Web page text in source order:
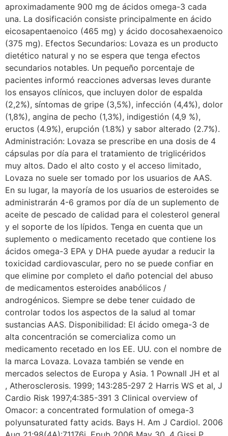
aproximadamente 900 mg de ácidos omega-3 cada
una. La dosificación consiste principalmente en ácido
eicosapentaenoico (465 mg) y ácido docosahexaenoico
(375 mg). Efectos Secundarios: Lovaza es un producto
dietético natural y no se espera que tenga efectos
secundarios notables. Un pequeño porcentaje de
pacientes informó reacciones adversas leves durante
los ensayos clínicos, que incluyen dolor de espalda
(2,2%), síntomas de gripe (3,5%), infección (4,4%), dolor
(1,8%), angina de pecho (1,3%), indigestión (4,9 %),
eructos (4.9%), erupción (1.8%) y sabor alterado (2.7%).
Administración: Lovaza se prescribe en una dosis de 4
cápsulas por día para el tratamiento de triglicéridos
muy altos. Dado el alto costo y el acceso limitado,
Lovaza no suele ser tomado por los usuarios de AAS.
En su lugar, la mayoría de los usuarios de esteroides se
administrarán 4-6 gramos por día de un suplemento de
aceite de pescado de calidad para el colesterol general
y el soporte de los lípidos. Tenga en cuenta que un
suplemento o medicamento recetado que contiene los
ácidos omega-3 EPA y DHA puede ayudar a reducir la
toxicidad cardiovascular, pero no se puede confiar en
que elimine por completo el daño potencial del abuso
de medicamentos esteroides anabólicos /
androgénicos. Siempre se debe tener cuidado de
controlar todos los aspectos de la salud al tomar
sustancias AAS. Disponibilidad: El ácido omega-3 de
alta concentración se comercializa como un
medicamento recetado en los EE. UU. con el nombre de
la marca Lovaza. Lovaza también se vende en
mercados selectos de Europa y Asia. 1 Pownall JH et al
, Atherosclerosis. 1999; 143:285-297 2 Harris WS et al, J
Cardio Risk 1997;4:385-391 3 Clinical overview of
Omacor: a concentrated formulation of omega-3
polyunsaturated fatty acids. Bays H. Am J Cardiol. 2006